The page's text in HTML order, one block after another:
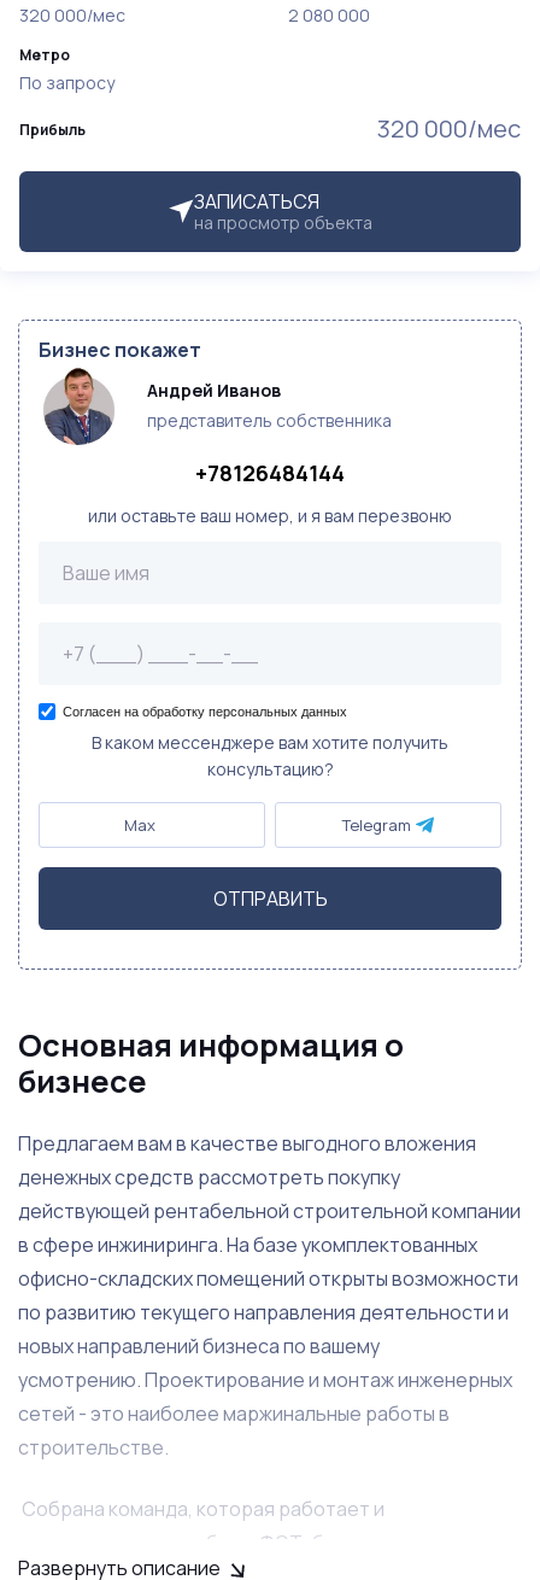
Прибыль 320 000/мес
ЗАПИСАТЬСЯ
на просмотр объекта
320 000/мес 2 080 000
Метро
По запросу
Бизнес покажет
Андрей Иванов
представитель собственника
+78126484144
или оставьте ваш номер, и я вам перезвоню
Согласен на обработку персональных данных
В каком мессенджере вам хотите получить
консультацию?
Max Telegram
ОТПРАВИТЬ
Основная информация о
бизнесе
Предлагаем вам в качестве выгодного вложения
денежных средств рассмотреть покупку
действующей рентабельной строительной компании
в сфере инжиниринга. На базе укомплектованных
офисно-складских помещений открыты возможности
по развитию текущего направления деятельности и
новых направлений бизнеса по вашему
усмотрению. Проектирование и монтаж инженерных
сетей - это наиболее маржинальные работы в
строительстве.
Собрана команда, которая работает и
мотивирована на работу. ФОТ: без окладная
Развернуть описание